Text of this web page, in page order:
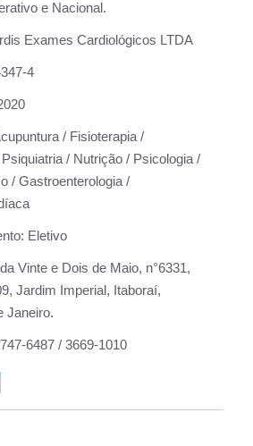
e Nacional.
Exames Cardiológicos LTDA
4
/ Fisioterapia /
/ Nutrição / Psicologia /
/ Gastroenterologia /
Eletivo
Vinte e Dois de Maio, n°6331,
Jardim Imperial, Itaboraí,
Janeiro.
6487 / 3669-1010